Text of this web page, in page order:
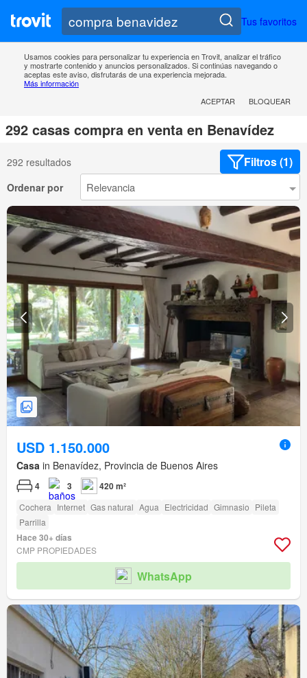
Tus favoritos
Usamos cookies para personalizar tu experiencia en Trovit, analizar el tráfico
y mostrarte contenido y anuncios personalizados. Si continúas navegando o
aceptas este aviso, disfrutarás de una experiencia mejorada.
Más información
ACEPTAR
BLOQUEAR
292 casas compra en venta en Benavídez
292 resultados Filtros (1)
Ordenar por
USD 1.150.000
Casa in Benavídez, Provincia de Buenos Aires
4 3 420 m²
Cochera Internet Gas natural Agua Electricidad Gimnasio Pileta
Parrilla
Hace 30+ días
CMP PROPIEDADES
WhatsApp